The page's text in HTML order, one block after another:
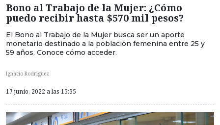
Bono al Trabajo de la Mujer: ¿Cómo
puedo recibir hasta $570 mil pesos?
El Bono al Trabajo de la Mujer busca ser un aporte
monetario destinado a la población femenina entre 25 y
59 años. Conoce cómo acceder.
Ignacio Rodríguez
17 junio, 2022 a las 15:35